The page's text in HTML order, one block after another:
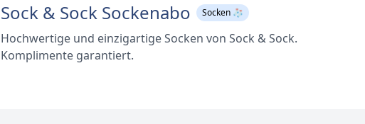
Sock & Sock Sockenabo Socken 🧦
Hochwertige und einzigartige Socken von Sock & Sock.
Komplimente garantiert.